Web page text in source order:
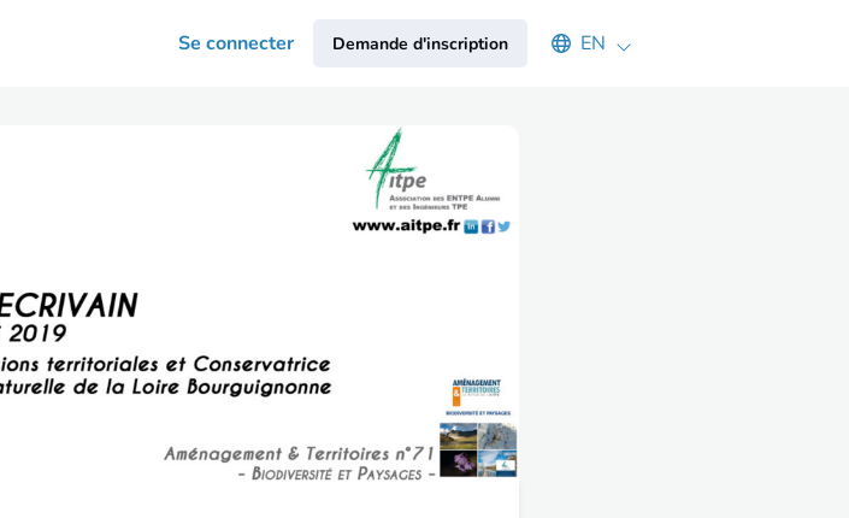
Se connecter Demande d'inscription Select an available language
EN